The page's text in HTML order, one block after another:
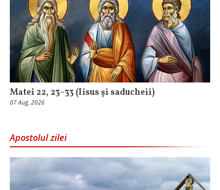
Matei 22, 23–33 (Iisus și saducheii)
07 Aug, 2026
Apostolul zilei